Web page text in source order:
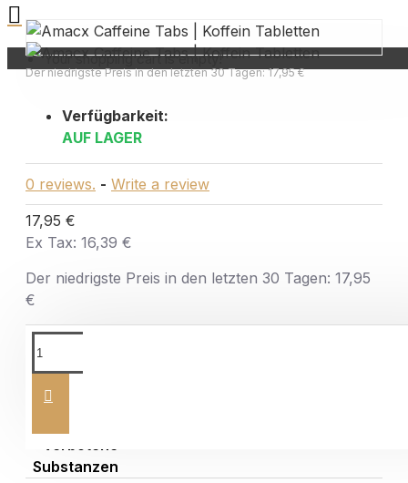
Your shopping cart is empty!
Der niedrigste Preis in den letzten 30 Tagen: 17,95 €
Verfügbarkeit:
AUF LAGER
0 reviews. - Write a review
17,95 €
Ex Tax: 16,39 €
Der niedrigste Preis in den letzten 30 Tagen: 17,95
€